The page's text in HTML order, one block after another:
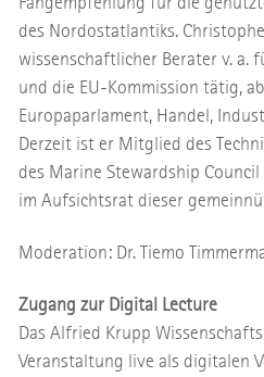
des Nordostatlantiks.
wissenschaftlicher Berater v. a.
und die EU-Kommission tätig,
Europaparlament, Handel,
Derzeit ist er Mitglied des
des Marine Stewardship Council
im Aufsichtsrat dieser
Moderation: Dr. Tiemo
Zugang zur Digital Lecture
Das Alfried Krupp
Veranstaltung live als digitalen